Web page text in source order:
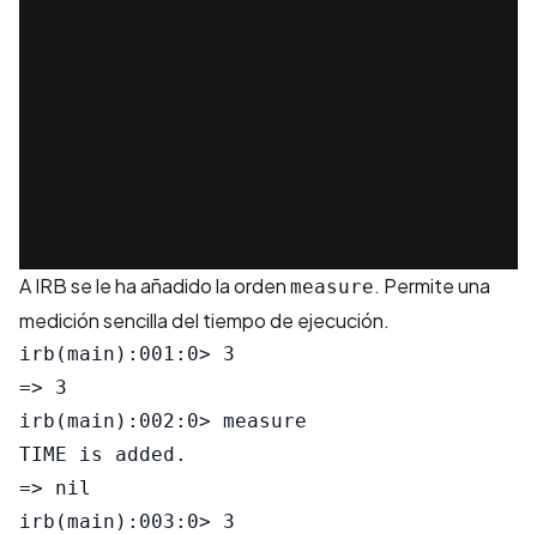
A IRB se le ha añadido la orden measure. Permite una
medición sencilla del tiempo de ejecución.
irb(main):001:0> 3
=> 3
irb(main):002:0> measure
TIME is added.
=> nil
irb(main):003:0> 3